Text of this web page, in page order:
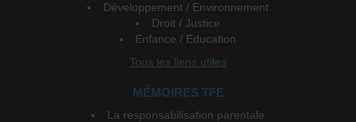
Développement / Environnement
Droit / Justice
Enfance / Education
Tous les liens utiles
MÉMOIRES TFE
La responsabilisation parentale